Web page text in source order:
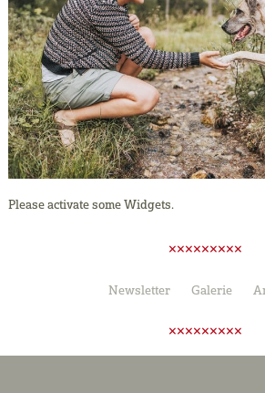
Please activate some Widgets.
Newsletter Galerie